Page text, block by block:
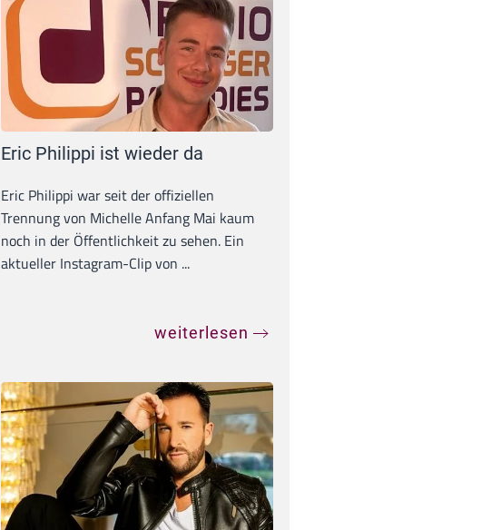
Eric Philippi ist wieder da
Eric Philippi war seit der offiziellen
Trennung von Michelle Anfang Mai kaum
noch in der Öffentlichkeit zu sehen. Ein
aktueller Instagram-Clip von ...
weiterlesen